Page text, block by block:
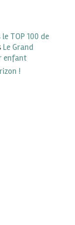
TOP 100 de
Le Grand
enfant
!